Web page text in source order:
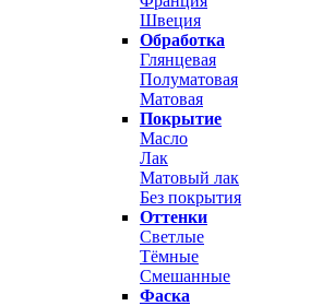
Швеция
Обработка
Глянцевая
Полуматовая
Матовая
Покрытие
Масло
Лак
Матовый лак
Без покрытия
Оттенки
Светлые
Тёмные
Смешанные
Фаска